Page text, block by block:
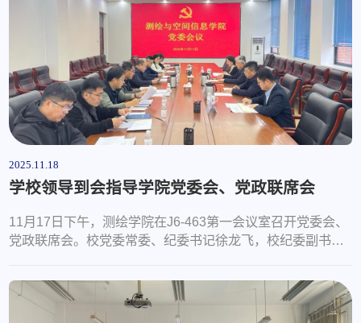
支部共同开展“第一议题”学习，聚焦党的二十届四中全会重
点内容展开深入研讨，各支部党员...
2025.11.18
学校领导到会指导学院党委会、党政联席会
11月17日下午，测绘学院在J6-463第一会议室召开党委会、
党政联席会。校党委常委、纪委书记徐龙飞，校纪委副书记
会指导。学院党委会由党委书记范俊峰主持，党政联席会由
院长涂锐主持，学院党政领导班子成员参会。会上，学院党
委会严格落实“第一议题”制度，党委副书记吴昊领学了习近